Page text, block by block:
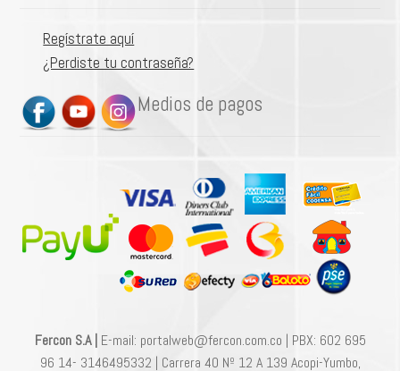
Regístrate aquí
¿Perdiste tu contraseña?
Medios de pagos
Fercon S.A | E-mail: portalweb@fercon.com.co | PBX: 602 695
96 14- 3146495332 | Carrera 40 Nº 12 A 139 Acopi-Yumbo,